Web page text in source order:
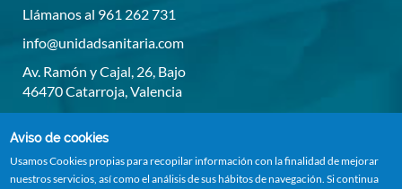
Llámanos al 961 262 731
info@unidadsanitaria.com
Av. Ramón y Cajal, 26, Bajo
46470 Catarroja, Valencia
Aviso de cookies
Usamos Cookies propias para recopilar información con la finalidad de mejorar
nuestros servicios, así como el análisis de sus hábitos de navegación. Si continua